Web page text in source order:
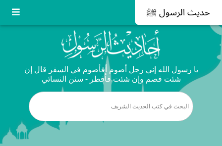
حديث الرسول ﷺ
يا رسول الله إني رجل أصوم أفأصوم في السفر قال إن
شئت فصم وإن شئت فأفطر - سنن النسائي